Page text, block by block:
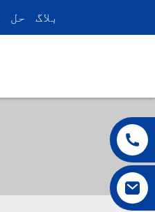
حل بلاگ